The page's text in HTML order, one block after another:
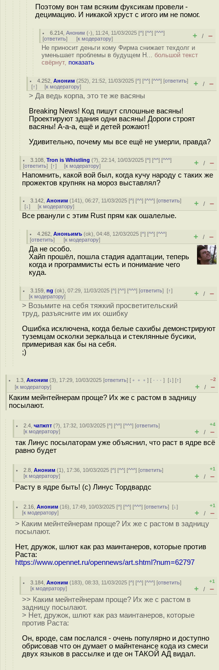
Поэтому вон там всяким фуксикам провели -
децимацию. И никакой хруст с игого им не помог.
6.214 ,Аноним (-), 11:24, 11/03/2025 [^] [^^] [^^^]
[ответить] [к модератору] + / –
Не приносит деньги кому Фирма снижает техдолг и
уменьшает проблемы в будущем Н... большой текст
свёрнут, показать
4.252 ,Аноним (252), 21:52, 11/03/2025 [^] [^^] [^^^] [ответить]
[↑] [к модератору] + / –
> Да ведь корпа, это те же васяны
Breaking News! Код пишут сплошные васяны!
Проектируют здания одни васяны! Дороги строят
васяны! А-а-а, ещё и детей рожают!
Удивительно, почему мы все ещё не умерли, правда?
3.108 ,Tron is Whistling (?), 22:14, 10/03/2025 [^] [^^] [^^^]
[ответить] [↑] [к модератору] + / –
Напомнить, какой вой был, когда кучу народу с таких же
прожектов крупняк на мороз выставлял?
3.142 ,Аноним (141), 06:27, 11/03/2025 [^] [^^] [^^^] [ответить]
[↓] [к модератору] + / –
Все рванули с этим Rust прям как ошалелые.
4.262 ,Аноньимъ (ok), 04:48, 12/03/2025 [^] [^^] [^^^]
[ответить] [к модератору] + / –
Да не особо.
Хайп прошёл, пошла стадия адаптации, теперь
когда и программисты есть и понимание чего
куда.
3.159 ,ng (ok), 07:29, 11/03/2025 [^] [^^] [^^^] [ответить][↑]
[к модератору] + / –
> Возьмите на себя тяжкий просветительский
труд, разъясните им их ошибку
Ошибка исключена, когда белые сахибы демонстрируют
туземцам осколки зеркальца и стеклянные бусики,
примеривая как бы на себя.
;)
1.3 ,Аноним (3), 17:29, 10/03/2025 [ответить] [ ﹢﹢﹢] [ · · ·][↓] [↑]
[к модератору]
–2
+ / –
Каким мейнтейнерам проще? Их же с растом в задницу
посылают.
2.4 ,чатжпт (?), 17:32, 10/03/2025 [^] [^^] [^^^] [ответить]
[к модератору]
+4
+ / –
так Линус посылаторам уже объяснил, что раст в ядре всё
равно будет
2.8 ,Аноним (1), 17:36, 10/03/2025 [^] [^^] [^^^] [ответить]
[к модератору]
+1
+ / –
Расту в ядре быть! (c) Линус Тордвардс
2.16 ,Аноним (16), 17:49, 10/03/2025 [^] [^^] [^^^] [ответить][↓]
[к модератору]
+1
+ / –
> Каким мейнтейнерам проще? Их же с растом в задницу
посылают.
Нет, дружок, шлют как раз маинтанеров, которые против
Раста:
https://www.opennet.ru/opennews/art.shtml?num=62797
3.184 ,Аноним (183), 08:33, 11/03/2025 [^] [^^] [^^^] [ответить]
[к модератору]
+1
+ / –
>> Каким мейнтейнерам проще? Их же с растом в
задницу посылают.
> Нет, дружок, шлют как раз маинтанеров, которые
против Раста:
Он, вроде, сам послался - очень популярно и доступно
обрисовав что он думает о майнтенансе кода из смеси
двух языков в рассылке и где он ТАКОЙ АД видал.